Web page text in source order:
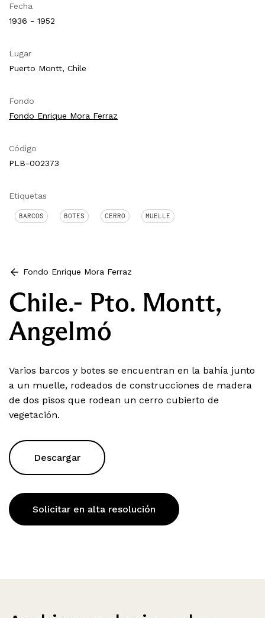
Fecha
1936 - 1952
Lugar
Puerto Montt, Chile
Fondo
Fondo Enrique Mora Ferraz
Código
PLB-002373
Etiquetas
BARCOS BOTES CERRO MUELLE
Fondo Enrique Mora Ferraz
Chile.- Pto. Montt,
Angelmó
Varios barcos y botes se encuentran en la bahía junto
a un muelle, rodeados de construcciones de madera
de dos pisos que rodean un cerro cubierto de
vegetación.
Descargar
Solicitar en alta resolución